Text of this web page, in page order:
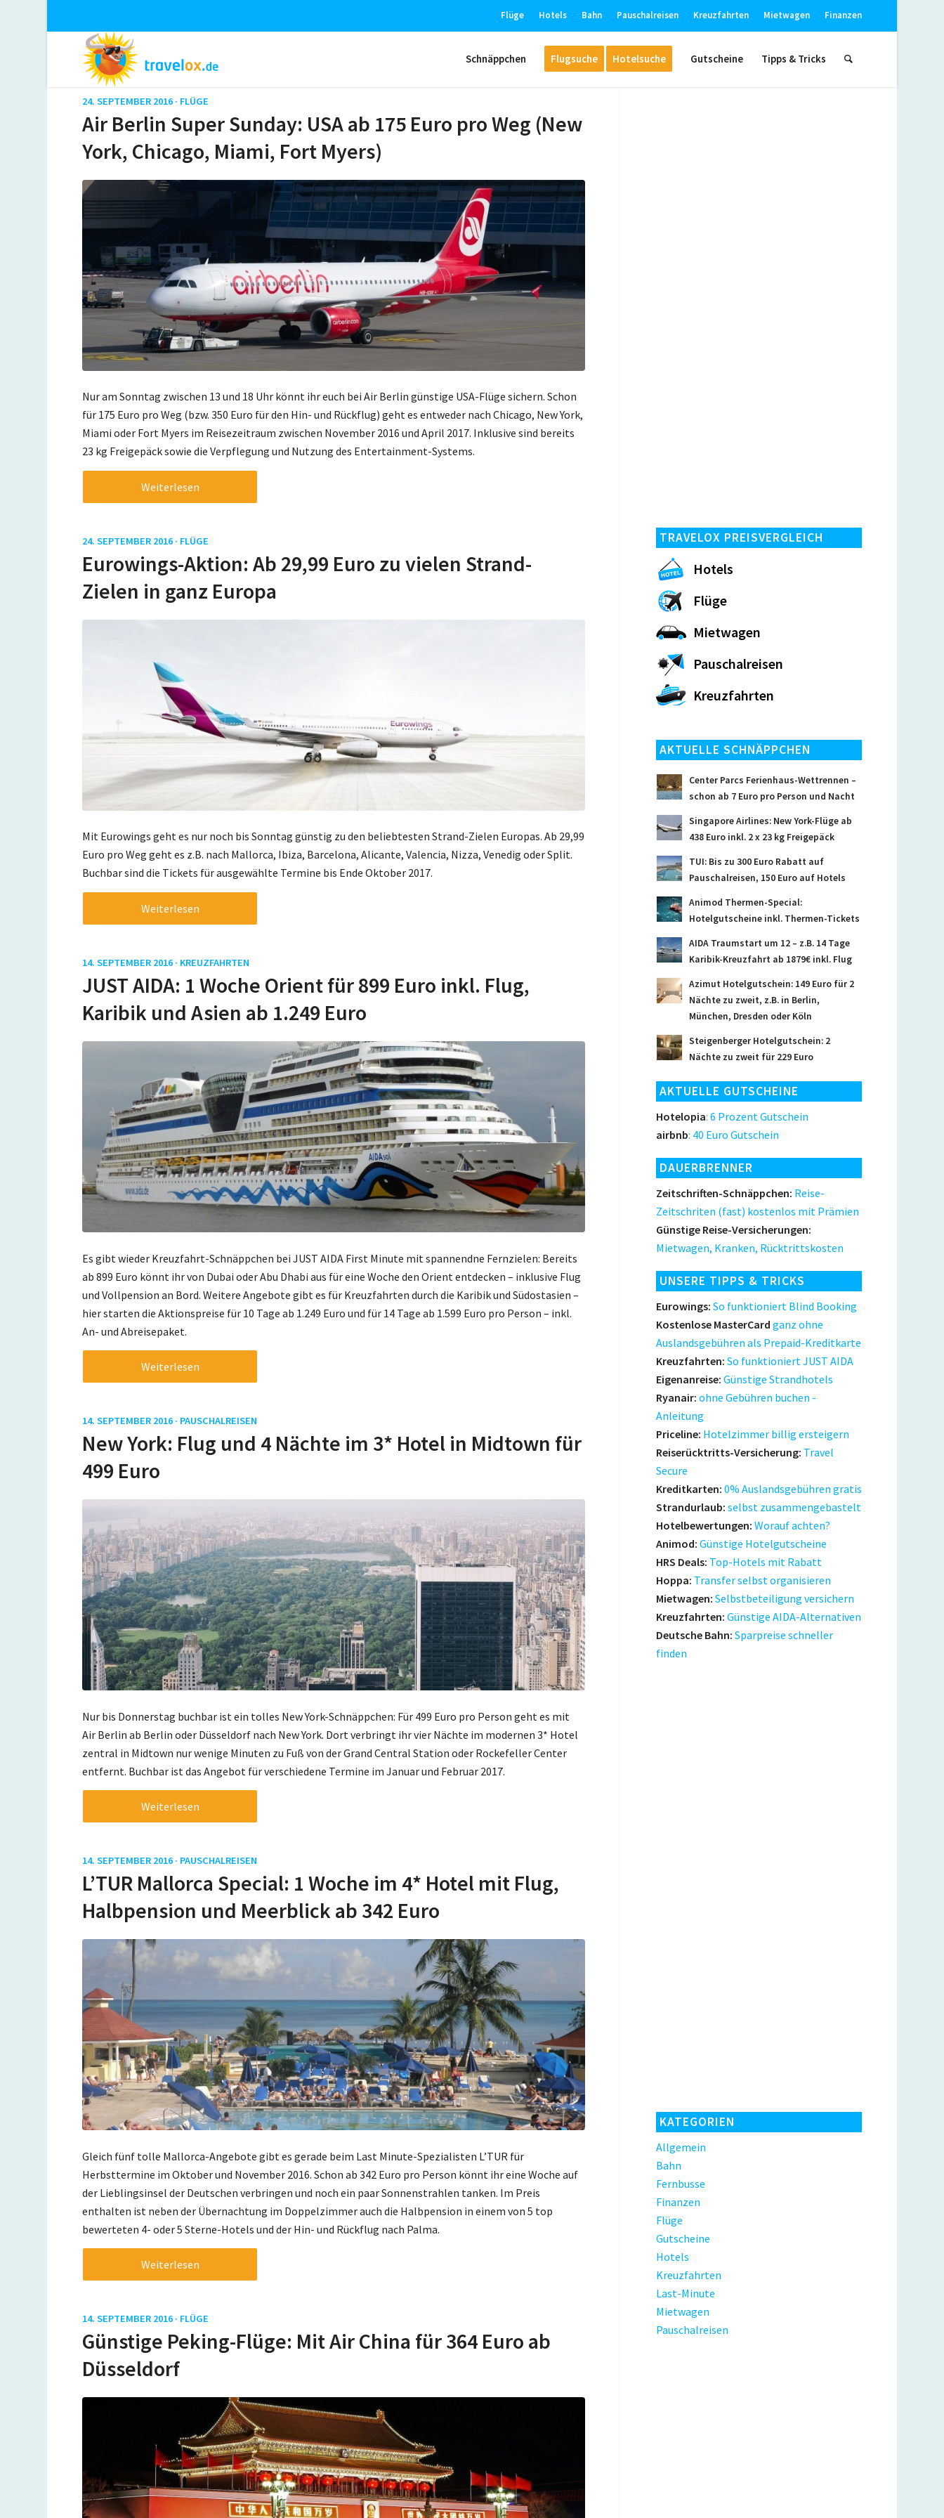
Flüge Hotels Bahn Pauschalreisen Kreuzfahrten Mietwagen Finanzen
Schnäppchen Flugsuche Hotelsuche Gutscheine Tipps & Tricks
24. SEPTEMBER 2016 · FLÜGE
Air Berlin Super Sunday: USA ab 175 Euro pro Weg (New
York, Chicago, Miami, Fort Myers)
Nur am Sonntag zwischen 13 und 18 Uhr könnt ihr euch bei Air Berlin günstige USA-Flüge sichern. Schon
für 175 Euro pro Weg (bzw. 350 Euro für den Hin- und Rückflug) geht es entweder nach Chicago, New York,
Miami oder Fort Myers im Reisezeitraum zwischen November 2016 und April 2017. Inklusive sind bereits
23 kg Freigepäck sowie die Verpflegung und Nutzung des Entertainment-Systems.
Weiterlesen
24. SEPTEMBER 2016 · FLÜGE
Eurowings-Aktion: Ab 29,99 Euro zu vielen Strand-
Zielen in ganz Europa
Mit Eurowings geht es nur noch bis Sonntag günstig zu den beliebtesten Strand-Zielen Europas. Ab 29,99
Euro pro Weg geht es z.B. nach Mallorca, Ibiza, Barcelona, Alicante, Valencia, Nizza, Venedig oder Split.
Buchbar sind die Tickets für ausgewählte Termine bis Ende Oktober 2017.
Weiterlesen
14. SEPTEMBER 2016 · KREUZFAHRTEN
JUST AIDA: 1 Woche Orient für 899 Euro inkl. Flug,
Karibik und Asien ab 1.249 Euro
Es gibt wieder Kreuzfahrt-Schnäppchen bei JUST AIDA First Minute mit spannendne Fernzielen: Bereits
ab 899 Euro könnt ihr von Dubai oder Abu Dhabi aus für eine Woche den Orient entdecken – inklusive Flug
und Vollpension an Bord. Weitere Angebote gibt es für Kreuzfahrten durch die Karibik und Südostasien –
hier starten die Aktionspreise für 10 Tage ab 1.249 Euro und für 14 Tage ab 1.599 Euro pro Person – inkl.
An- und Abreisepaket.
Weiterlesen
14. SEPTEMBER 2016 · PAUSCHALREISEN
New York: Flug und 4 Nächte im 3* Hotel in Midtown für
499 Euro
Nur bis Donnerstag buchbar ist ein tolles New York-Schnäppchen: Für 499 Euro pro Person geht es mit
Air Berlin ab Berlin oder Düsseldorf nach New York. Dort verbringt ihr vier Nächte im modernen 3* Hotel
zentral in Midtown nur wenige Minuten zu Fuß von der Grand Central Station oder Rockefeller Center
entfernt. Buchbar ist das Angebot für verschiedene Termine im Januar und Februar 2017.
Weiterlesen
14. SEPTEMBER 2016 · PAUSCHALREISEN
L’TUR Mallorca Special: 1 Woche im 4* Hotel mit Flug,
Halbpension und Meerblick ab 342 Euro
Gleich fünf tolle Mallorca-Angebote gibt es gerade beim Last Minute-Spezialisten L’TUR für
Herbsttermine im Oktober und November 2016. Schon ab 342 Euro pro Person könnt ihr eine Woche auf
der Lieblingsinsel der Deutschen verbringen und noch ein paar Sonnenstrahlen tanken. Im Preis
enthalten ist neben der Übernachtung im Doppelzimmer auch die Halbpension in einem von 5 top
bewerteten 4- oder 5 Sterne-Hotels und der Hin- und Rückflug nach Palma.
Weiterlesen
14. SEPTEMBER 2016 · FLÜGE
Günstige Peking-Flüge: Mit Air China für 364 Euro ab
Düsseldorf
TRAVELOX PREISVERGLEICH
Hotels
Flüge
Mietwagen
Pauschalreisen
Kreuzfahrten
AKTUELLE SCHNÄPPCHEN
Center Parcs Ferienhaus-Wettrennen –
schon ab 7 Euro pro Person und Nacht
Singapore Airlines: New York-Flüge ab
438 Euro inkl. 2 x 23 kg Freigepäck
TUI: Bis zu 300 Euro Rabatt auf
Pauschalreisen, 150 Euro auf Hotels
Animod Thermen-Special:
Hotelgutscheine inkl. Thermen-Tickets
AIDA Traumstart um 12 – z.B. 14 Tage
Karibik-Kreuzfahrt ab 1879€ inkl. Flug
Azimut Hotelgutschein: 149 Euro für 2
Nächte zu zweit, z.B. in Berlin,
München, Dresden oder Köln
Steigenberger Hotelgutschein: 2
Nächte zu zweit für 229 Euro
AKTUELLE GUTSCHEINE
Hotelopia: 6 Prozent Gutschein
airbnb: 40 Euro Gutschein
DAUERBRENNER
Zeitschriften-Schnäppchen: Reise-
Zeitschriten (fast) kostenlos mit Prämien
Günstige Reise-Versicherungen:
Mietwagen, Kranken, Rücktrittskosten
UNSERE TIPPS & TRICKS
Eurowings: So funktioniert Blind Booking
Kostenlose MasterCard ganz ohne
Auslandsgebühren als Prepaid-Kreditkarte
Kreuzfahrten: So funktioniert JUST AIDA
Eigenanreise: Günstige Strandhotels
Ryanair: ohne Gebühren buchen -
Anleitung
Priceline: Hotelzimmer billig ersteigern
Reiserücktritts-Versicherung: Travel
Secure
Kreditkarten: 0% Auslandsgebühren gratis
Strandurlaub: selbst zusammengebastelt
Hotelbewertungen: Worauf achten?
Animod: Günstige Hotelgutscheine
HRS Deals: Top-Hotels mit Rabatt
Hoppa: Transfer selbst organisieren
Mietwagen: Selbstbeteiligung versichern
Kreuzfahrten: Günstige AIDA-Alternativen
Deutsche Bahn: Sparpreise schneller
finden
KATEGORIEN
Allgemein
Bahn
Fernbusse
Finanzen
Flüge
Gutscheine
Hotels
Kreuzfahrten
Last-Minute
Mietwagen
Pauschalreisen